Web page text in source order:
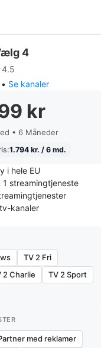
4
4.5
Se kanaler
kr
• 6 Måneder
1.794 kr. / 6 md.
i hele EU
streamingtjeneste
kanaler
TV 2 Fri
2 Charlie
TV 2 Sport
med reklamer